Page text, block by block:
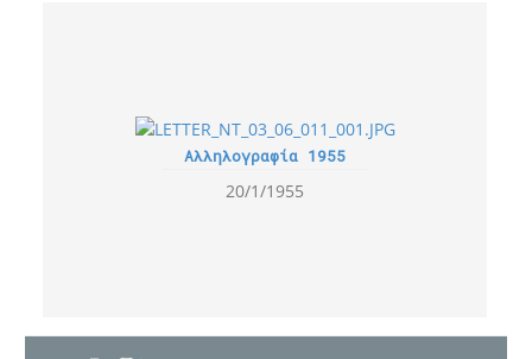
Αλληλογραφία 1955
20/1/1955